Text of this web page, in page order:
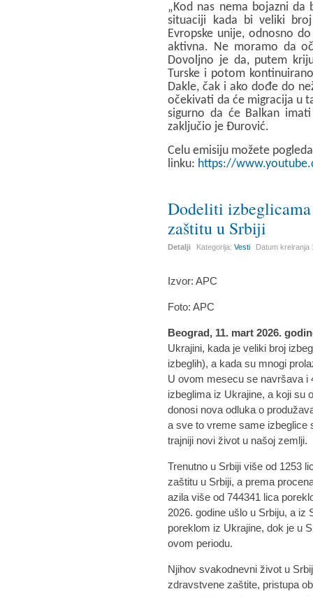
„Kod nas nema bojazni
situaciji kada bi veliki
Evropske unije, odnosno
aktivna. Ne moramo da
Dovoljno je da, putem
Turske i potom
Dakle, čak i ako dođe do
očekivati da će migracija u
sigurno da će Balkan
zaključio je Đurović.
Celu emisiju možete
linku: https://
Dodeliti
zaštitu u Srbiji
Detalji Kategorija:Vesti Datum kreiranja
Izvor: APC
Foto: APC
Beograd, 11. mart 2026.
Ukrajini, kada je veliki broj
izbeglih), a kada su mnogi
U ovom mesecu se navršava i
izbeglima iz Ukrajine, a koji su
donosi nova odluka o
a sve to vreme same izbeglice
trajniji novi život u našoj zemlji.
Trenutno u Srbiji više od 1253
zaštitu u Srbiji, a prema
azila više od 744341 lica
2026. godine ušlo u Srbiju, a iz
poreklom iz Ukrajine, dok je u
ovom periodu.
Njihov svakodnevni život u
zdravstvene zaštite, pristupa